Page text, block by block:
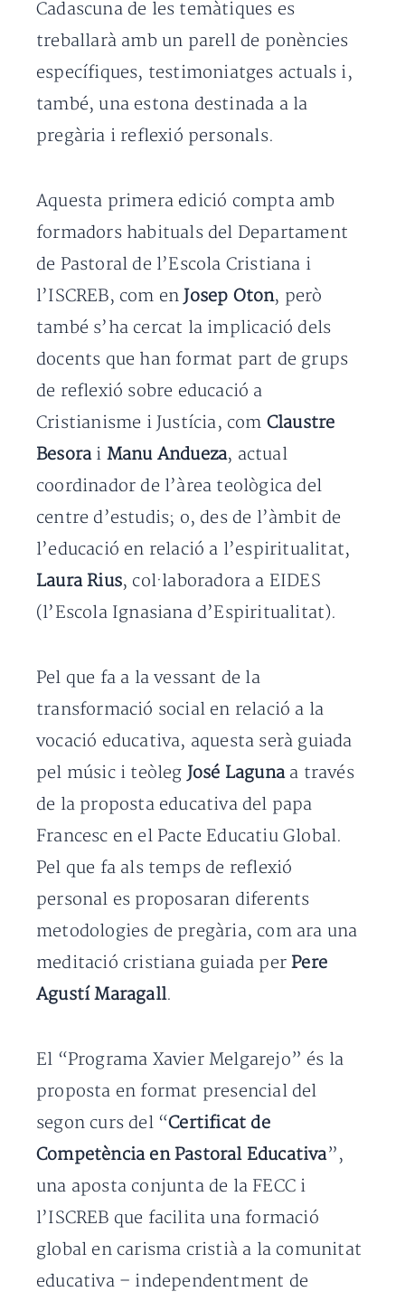
Cadascuna de les temàtiques es
treballarà amb un parell de ponències
específiques, testimoniatges actuals i,
també, una estona destinada a la
pregària i reflexió personals.
Aquesta primera edició compta amb
formadors habituals del Departament
de Pastoral de l’Escola Cristiana i
l’ISCREB, com en Josep Oton, però
també s’ha cercat la implicació dels
docents que han format part de grups
de reflexió sobre educació a
Cristianisme i Justícia, com Claustre
Besorai Manu Andueza, actual
coordinador de l’àrea teològica del
centre d’estudis; o, des de l’àmbit de
l’educació en relació a l’espiritualitat,
Laura Rius, col·laboradora a EIDES
(l’Escola Ignasiana d’Espiritualitat).
Pel que fa a la vessant de la
transformació social en relació a la
vocació educativa, aquesta serà guiada
pel músic i teòleg José Lagunaa través
de la proposta educativa del papa
Francesc en el Pacte Educatiu Global.
Pel que fa als temps de reflexió
personal es proposaran diferents
metodologies de pregària, com ara una
meditació cristiana guiada perPere
Agustí Maragall.
El “Programa Xavier Melgarejo” és la
proposta en format presencial del
segon curs del “Certificat de
Competència en Pastoral Educativa”,
una aposta conjunta de la FECC i
l’ISCREB que facilita una formació
global en carisma cristià a la comunitat
educativa – independentment de